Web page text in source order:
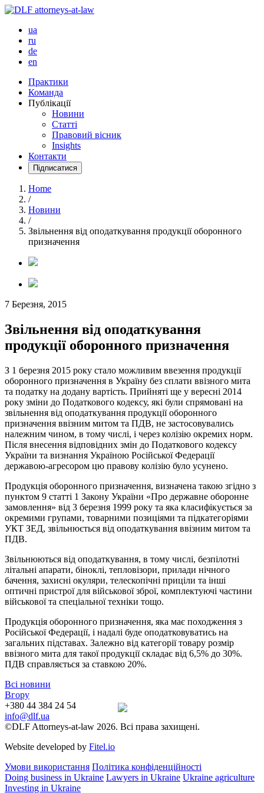
ua
ru
de
en
Практики
Команда
Публікації
Новини
Статті
Правовий вісник
Insights
Контакти
Підписатися
Home
/
Новини
/
Звільнення від оподаткування продукції оборонного
призначення
7 Березня, 2015
Звільнення від оподаткування
продукції оборонного призначення
З 1 березня 2015 року стало можливим ввезення продукції
оборонного призначення в Україну без сплати ввізного мита
та податку на додану вартість. Прийняті ще у вересні 2014
року зміни до Податкового кодексу, які були спрямовані на
звільнення від оподаткування продукції оборонного
призначення ввізним митом та ПДВ, не застосовувались
належним чином, в тому числі, і через колізію окремих норм.
Після внесення відповідних змін до Податкового кодексу
України та визнання Україною Російської Федерації
державою-агресором цю правову колізію було усунено.
Продукція оборонного призначення, визначена такою згідно з
пунктом 9 статті 1 Закону України «Про державне оборонне
замовлення» від 3 березня 1999 року та яка класифікується за
окремими групами, товарними позиціями та підкатегоріями
УКТ ЗЕД, звільнюється від оподаткування ввізним митом та
ПДВ.
Звільнюються від оподаткування, в тому числі, безпілотні
літальні апарати, біноклі, тепловізори, прилади нічного
бачення, захисні окуляри, телескопічні приціли та інші
оптичні пристрої для військової зброї, комплектуючі частини
військової та спеціальної техніки тощо.
Продукція оборонного призначення, яка має походження з
Російської Федерації, і надалі буде оподатковуватись на
загальних підставах. Залежно від категорії товару розмір
ввізного мита для такої продукції складає від 6,5% до 30%.
ПДВ справляється за ставкою 20%.
Всі новини
Вгору
+380 44 384 24 54
info@dlf.ua
©DLF Attorneys-at-law 2026. Всі права захищені.
Website developed by Fitel.io
Умови використання Політика конфіденційності
Doing business in Ukraine Lawyers in Ukraine Ukraine agriculture
Investing in Ukraine